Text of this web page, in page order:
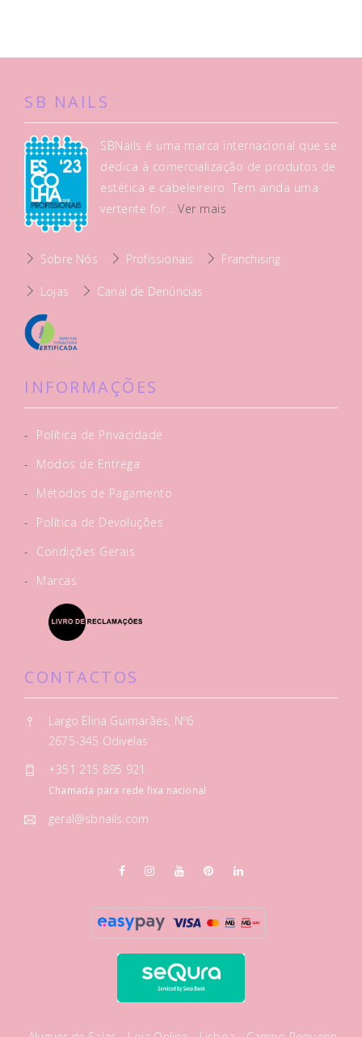
SB NAILS
SBNails é uma marca internacional que se
dedica à comercialização de produtos de
estética e cabeleireiro. Tem ainda uma
vertente for...Ver mais
Sobre Nós Profissionais Franchising
Lojas Canal de Denúncias
INFORMAÇÕES
-
Política de Privacidade
-
Modos de Entrega
-
Métodos de Pagamento
-
Política de Devoluções
-
Condições Gerais
-
Marcas
CONTACTOS
Largo Elina Guimarães, Nº6
2675-345 Odivelas
+351 215 895 921
Chamada para rede fixa nacional
geral@sbnails.com